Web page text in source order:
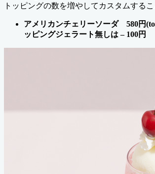
トッピングの数を増やしてカスタムするこ
アメリカンチェリーソーダ 580円
ッピングジェラート無しは – 100円